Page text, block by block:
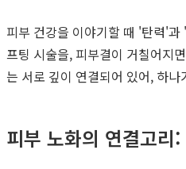
피부 건강을 이야기할 때 '탄력'
프팅 시술을, 피부결이 거칠어지
는 서로 깊이 연결되어 있어, 하
피부 노화의 연결고리